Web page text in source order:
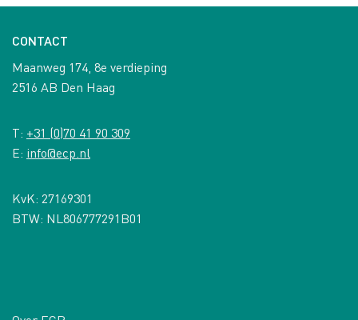
CONTACT
Maanweg 174, 8e verdieping
2516 AB Den Haag
T: +31 (0)70 41 90 309
E: info@ecp.nl
KvK: 27169301
BTW: NL806777291B01